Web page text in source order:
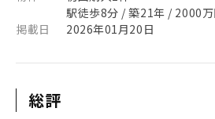
駅徒歩8分 / 築21年 / 2000
掲載日
2026年01月20日
総評